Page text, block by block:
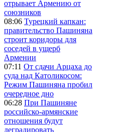
отрывает Армению от
союзников
08:06 Турецкий капкан:
правительство Пашиняна
строит коридоры для
соседей в ущерб
Армении
07:11 От сдачи Арцаха до
суда над Католикосом:
Режим Пашиняна пробил
очередное дно
06:28 При Пашиняне
российско-армянские
отношения будут
деградировать